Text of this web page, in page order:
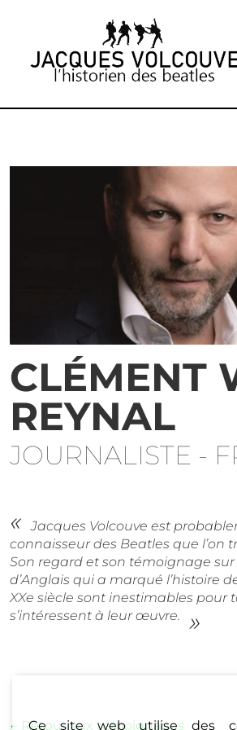
CLÉMENT
REYNAL
JOURNALISTE -
Jacques Volcouve est
connaisseur des Beatles que l’on
Son regard et son témoignage
d’Anglais qui a marqué l’histoire
XXe siècle sont inestimables pour
s’intéressent à leur œuvre.
← Retour aux témoignages
Ce site web utilise des